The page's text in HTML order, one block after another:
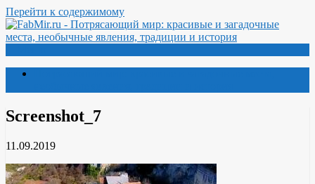
Перейти к содержимому
Screenshot_7
11.09.2019